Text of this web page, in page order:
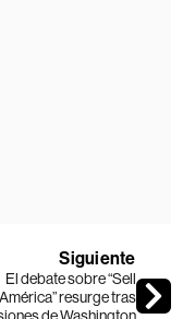
Siguiente
El debate sobre “Sell
América” resurge tras